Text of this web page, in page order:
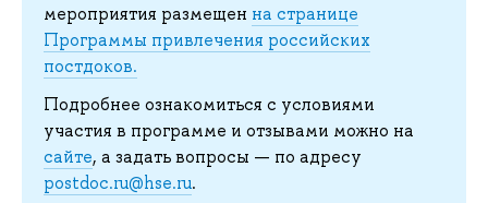
мероприятия размещен на странице
Программы привлечения российских
постдоков.
Подробнее ознакомиться с условиями
участия в программе и отзывами можно на
сайте, а задать вопросы — по адресу
postdoc.ru@hse.ru.